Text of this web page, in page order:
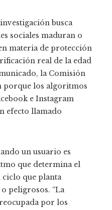
busca
sociales maduran o
materia de protección
real de la edad
la Comisión
porque los algoritmos
e Instagram
efecto llamado
un usuario es
que determina el
ciclo que planta
peligrosos. “La
por los